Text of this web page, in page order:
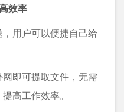
效率
用户可以便捷自己给
即可提取文件，无需
高工作效率。